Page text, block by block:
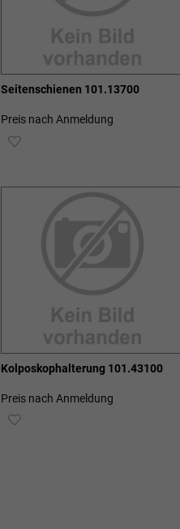
Seitenschienen 101.13700
Preis nach Anmeldung
HINZUFÜGEN
Kolposkophalterung 101.43100
Preis nach Anmeldung